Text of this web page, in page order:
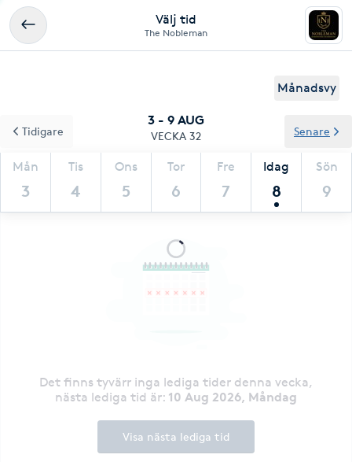
Välj tid
The Nobleman
Månadsvy
3 - 9 AUG
VECKA 32
Mån
3
Tis
4
Ons
5
Tor
6
Fre
7
Idag
8
Sön
9
Tidigare Senare
Det finns tyvärr inga lediga tider denna vecka,
nästa lediga tid är: 10 Aug 2026, Måndag
Visa nästa lediga tid